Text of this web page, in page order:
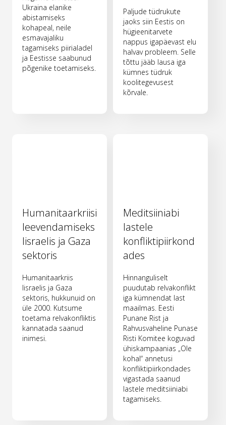
Ukraina elanike
abistamiseks
kohapeal, neile
esmavajaliku
tagamiseks piirialadel
ja Eestisse saabunud
põgenike toetamiseks.
Paljude tüdrukute
jaoks siin Eestis on
hügieenitarvete
nappus igapäevast elu
halvav probleem. Selle
tõttu jääb lausa iga
kümnes tüdruk
koolitegevusest
kõrvale.
Humanitaarkriisi
leevendamiseks
Iisraelis ja Gaza
sektoris
Humanitaarkriis
Iisraelis ja Gaza
sektoris, hukkunuid on
üle 2000. Kutsume
toetama relvakonfliktis
kannatada saanud
inimesi.
Meditsiiniabi
lastele
konfliktipiirkond
ades
Hinnanguliselt
puudutab relvakonflikt
iga kümnendat last
maailmas. Eesti
Punane Rist ja
Rahvusvaheline Punase
Risti Komitee koguvad
ühiskampaanias „Ole
kohal“ annetusi
konfliktipiirkondades
vigastada saanud
lastele meditsiiniabi
tagamiseks.